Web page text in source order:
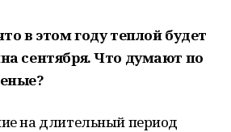
в этом году теплой будет
сентября. Что думают по
на длительный период